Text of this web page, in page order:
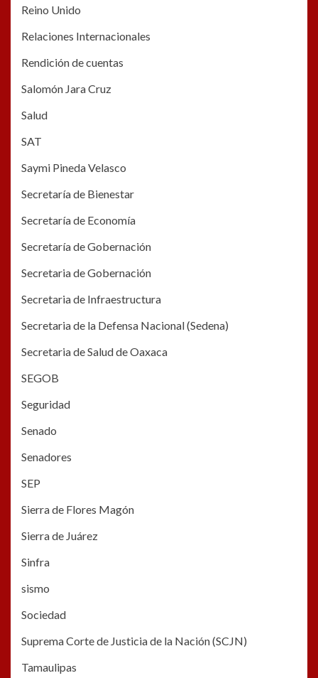
Reino Unido
Relaciones Internacionales
Rendición de cuentas
Salomón Jara Cruz
Salud
SAT
Saymi Pineda Velasco
Secretaría de Bienestar
Secretaría de Economía
Secretaría de Gobernación
Secretaria de Gobernación
Secretaria de Infraestructura
Secretaria de la Defensa Nacional (Sedena)
Secretaria de Salud de Oaxaca
SEGOB
Seguridad
Senado
Senadores
SEP
Sierra de Flores Magón
Sierra de Juárez
Sinfra
sismo
Sociedad
Suprema Corte de Justicia de la Nación (SCJN)
Tamaulipas